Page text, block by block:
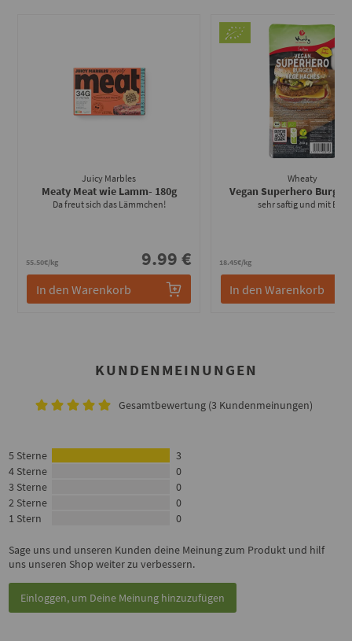
Juicy Marbles
Meaty Meat wie Lamm- 180g
Da freut sich das Lämmchen!
55.50€/kg 9.99 €
In den Warenkorb
Wheaty
Vegan Superhero Burger
sehr saftig und mit Biss
18.45€/kg
In den Warenkorb
KUNDENMEINUNGEN
Gesamtbewertung (3 Kundenmeinungen)
5 Sterne
3
4 Sterne
0
3 Sterne
0
2 Sterne
0
1 Stern
0
Sage uns und unseren Kunden deine Meinung zum Produkt und hilf
uns unseren Shop weiter zu verbessern.
Einloggen, um Deine Meinung hinzuzufügen